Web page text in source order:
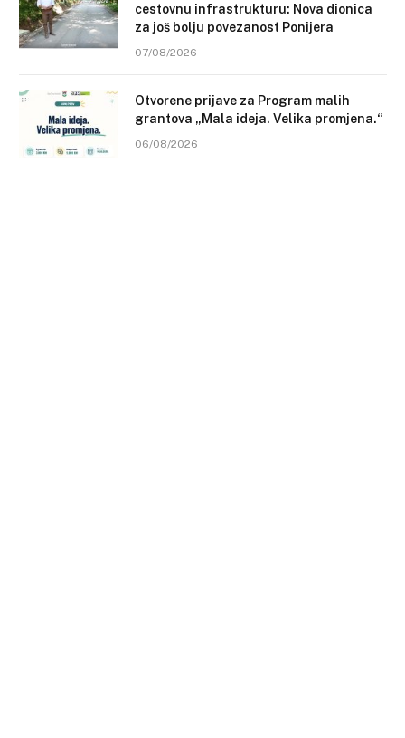
cestovnu infrastrukturu: Nova dionica
za još bolju povezanost Ponijera
07/08/2026
Otvorene prijave za Program malih
grantova „Mala ideja. Velika promjena.“
06/08/2026